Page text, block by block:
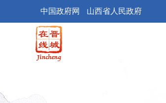
中国政府网 山西省人民政府